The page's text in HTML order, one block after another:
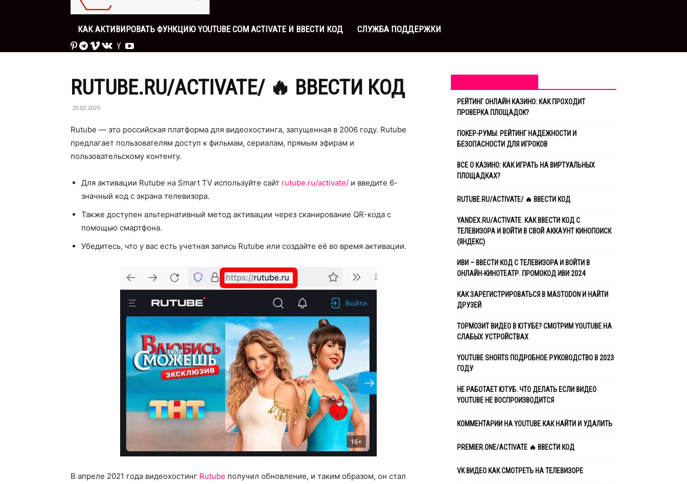
КАК АКТИВИРОВАТЬ ФУНКЦИЮ YOUTUBE COM ACTIVATE И ВВЕСТИ КОД СЛУЖБА ПОДДЕРЖКИ
RUTUBE.RU/ACTIVATE/ 🔥 ВВЕСТИ КОД
20.02.2025
Rutube — это российская платформа для видеохостинга, запущенная в 2006 году. Rutube
предлагает пользователям доступ к фильмам, сериалам, прямым эфирам и
пользовательскому контенту.
Для активации Rutube на Smart TV используйте сайт rutube.ru/activate/ и введите 6-
значный код с экрана телевизора.
Также доступен альтернативный метод активации через сканирование QR-кода с
помощью смартфона.
Убедитесь, что у вас есть учетная запись Rutube или создайте её во время активации.
В апреле 2021 года видеохостинг Rutube получил обновление, и таким образом, он стал
РЕЙТИНГ ОНЛАЙН КАЗИНО: КАК ПРОХОДИТ
ПРОВЕРКА ПЛОЩАДОК?
ПОКЕР-РУМЫ: РЕЙТИНГ НАДЕЖНОСТИ И
БЕЗОПАСНОСТИ ДЛЯ ИГРОКОВ
ВСЕ О КАЗИНО: КАК ИГРАТЬ НА ВИРТУАЛЬНЫХ
ПЛОЩАДКАХ?
RUTUBE.RU/ACTIVATE/ 🔥 ВВЕСТИ КОД
YANDEX.RU/ACTIVATE. КАК ВВЕСТИ КОД С
ТЕЛЕВИЗОРА И ВОЙТИ В СВОЙ АККАУНТ КИНОПОИСК
(ЯНДЕКС)
ИВИ – ВВЕСТИ КОД С ТЕЛЕВИЗОРА И ВОЙТИ В
ОНЛАЙН-КИНОТЕАТР. ПРОМОКОД ИВИ 2024
КАК ЗАРЕГИСТРИРОВАТЬСЯ В MASTODON И НАЙТИ
ДРУЗЕЙ
ТОРМОЗИТ ВИДЕО В ЮТУБЕ? ​СМОТРИМ YOUTUBE НА
СЛАБЫХ УСТРОЙСТВАХ
YOUTUBE SHORTS ПОДРОБНОЕ РУКОВОДСТВО В 2023
ГОДУ
НЕ РАБОТАЕТ ЮТУБ. ЧТО ДЕЛАТЬ ЕСЛИ ВИДЕО
YOUTUBE НЕ ВОСПРОИЗВОДИТСЯ
КОММЕНТАРИИ НА YOUTUBE КАК НАЙТИ И УДАЛИТЬ
PREMIER.ONE/ACTIVATE 🔥 ВВЕСТИ КОД
VK ВИДЕО КАК СМОТРЕТЬ НА ТЕЛЕВИЗОРЕ